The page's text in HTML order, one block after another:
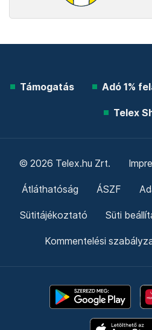
Támogatás Adó 1%
Telex
© 2026 Telex.hu Zrt.
Átláthatóság ÁSZF
Sütitájékoztató Süti
Kommentelési